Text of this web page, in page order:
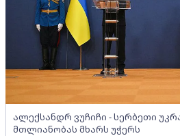
ალექსანდრ ვუჩიჩი - სერბეთი
მთლიანობას მხარს უჭერს